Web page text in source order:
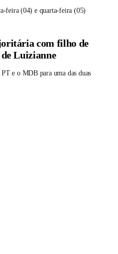
feira (04) e quarta-feira (05)
com filho de
Luizianne
e o MDB para uma das duas